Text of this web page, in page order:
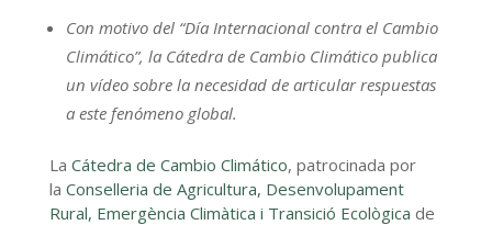
Con motivo del “Día Internacional contra el Cambio
Climático”, la Cátedra de Cambio Climático publica
un vídeo sobre la necesidad de articular respuestas
a este fenómeno global.
La Cátedra de Cambio Climático, patrocinada por
la Conselleria de Agricultura, Desenvolupament
Rural, Emergència Climàtica i Transició Ecològica de